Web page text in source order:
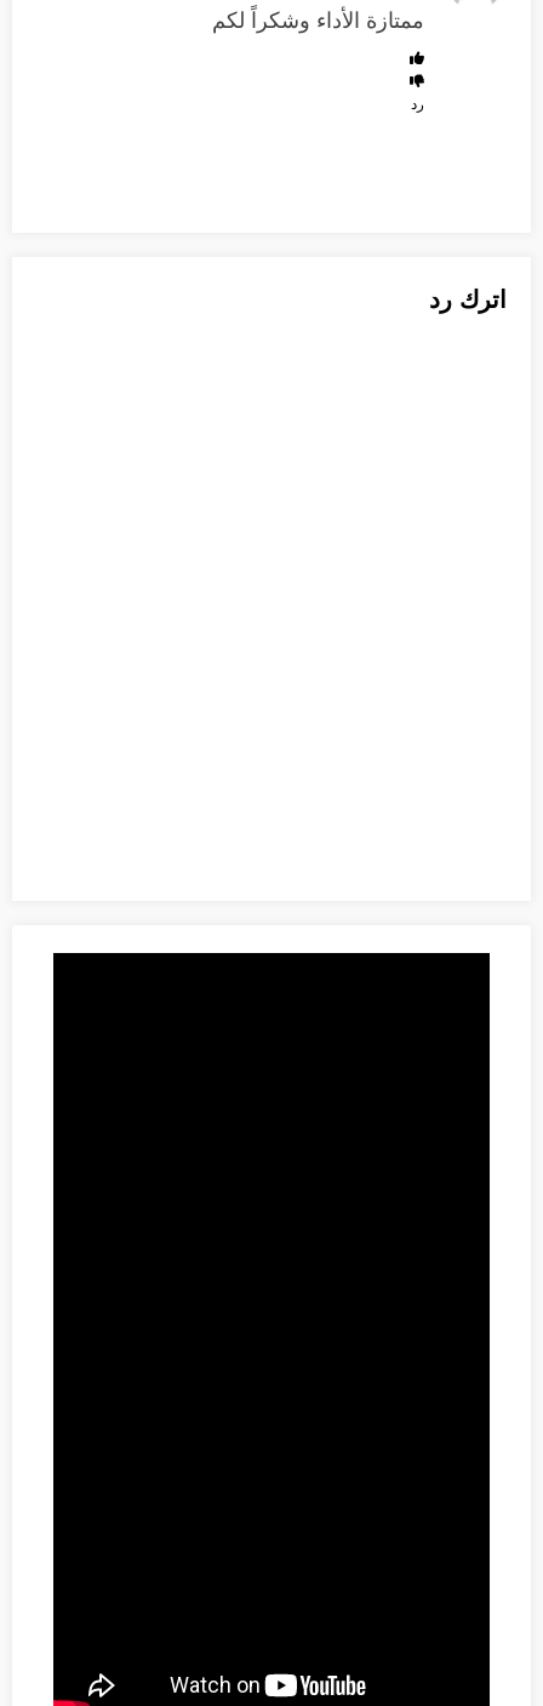
ممتازة الأداء وشكراً لكم
رد
اترك رد